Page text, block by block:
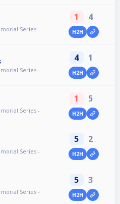
Series -
1 4
H2H
Series -
4 1
H2H
Series -
1 5
H2H
Series -
5 2
H2H
Series -
5 3
H2H